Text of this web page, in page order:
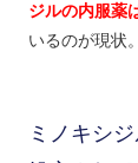
ジルの内服薬
いるのが現状。
ミノキシ